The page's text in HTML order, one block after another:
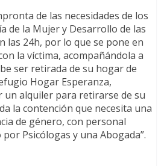
de las necesidades de los
de la Mujer y Desarrollo de las
las 24h, por lo que se pone en
la víctima, acompañándola a
ser retirada de su hogar de
Hogar Esperanza,
un alquiler para retirarse de su
la contención que necesita una
de género, con personal
Psicólogas y una Abogada”.